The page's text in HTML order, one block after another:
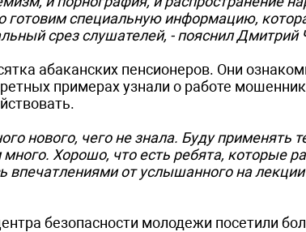
готовим специальную информацию,
срез слушателей, - пояснил Дмитрий
абаканских пенсионеров. Они
примерах узнали о работе
нового, чего не знала. Буду применять
Хорошо, что есть ребята, которые
впечатлениями от услышанного на
безопасности молодежи посетили